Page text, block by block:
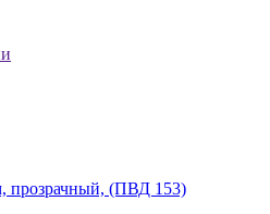
прозрачный, (ПВД 153)